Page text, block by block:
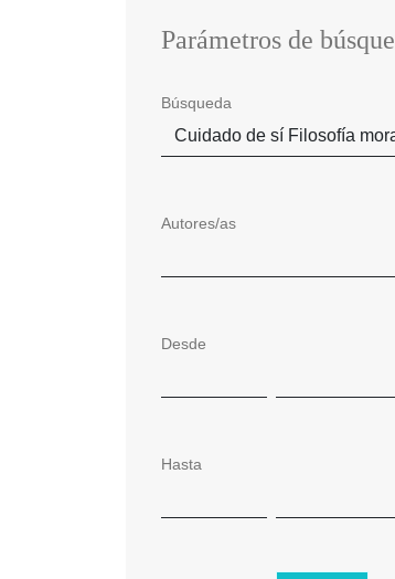
Parámetros de
Búsqueda
Autores/as
Desde
Hasta